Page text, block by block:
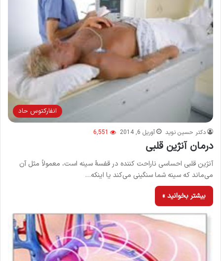
انفاركتوس حاد
دکتر حسین نوید آوریل 6, 2014 6,551
درمان آنژین قلبی
آنژین قلبی احساسی ناراحت کننده در قفسهٔ سینه است، معمولاً مثل آن
می‌ماند که سینه شما سنگینی می‌کند یا اینکه…
بیشتر بخوانید »